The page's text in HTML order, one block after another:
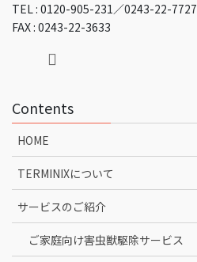
TEL : 0120-905-231／0243-22-7727
FAX : 0243-22-3633
Contents
HOME
TERMINIXについて
サービスのご紹介
ご家庭向け害虫獣駆除サービス